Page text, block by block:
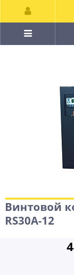
Винтовой
RS30A-12